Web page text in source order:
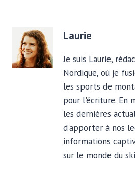
Laurie
Je suis Laurie,
Nordique, où je
les sports de
pour l'écriture. En
les dernières
d'apporter à nos
informations
sur le monde du